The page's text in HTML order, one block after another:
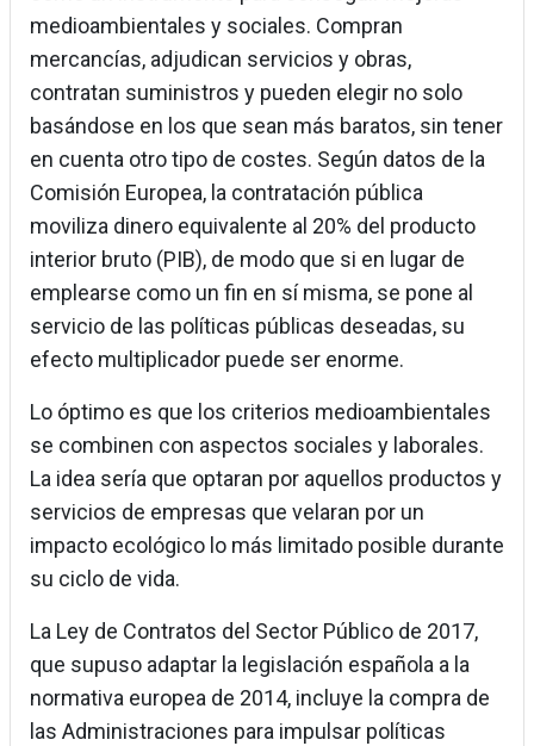
medioambientales y sociales. Compran
mercancías, adjudican servicios y obras,
contratan suministros y pueden elegir no solo
basándose en los que sean más baratos, sin tener
en cuenta otro tipo de costes. Según datos de la
Comisión Europea, la contratación pública
moviliza dinero equivalente al 20% del producto
interior bruto (PIB), de modo que si en lugar de
emplearse como un fin en sí misma, se pone al
servicio de las políticas públicas deseadas, su
efecto multiplicador puede ser enorme.
Lo óptimo es que los criterios medioambientales
se combinen con aspectos sociales y laborales.
La idea sería que optaran por aquellos productos y
servicios de empresas que velaran por un
impacto ecológico lo más limitado posible durante
su ciclo de vida.
La Ley de Contratos del Sector Público de 2017,
que supuso adaptar la legislación española a la
normativa europea de 2014, incluye la compra de
las Administraciones para impulsar políticas